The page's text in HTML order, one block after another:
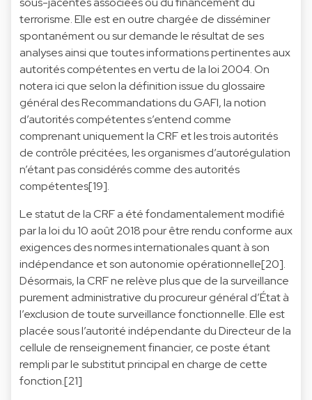
terrorisme. Elle est en outre chargée de disséminer
spontanément ou sur demande le résultat de ses
analyses ainsi que toutes informations pertinentes aux
autorités compétentes en vertu de la loi 2004. On
notera ici que selon la définition issue du glossaire
général des Recommandations du GAFI, la notion
d’autorités compétentes s’entend comme
comprenant uniquement la CRF et les trois autorités
de contrôle précitées, les organismes d’autorégulation
n’étant pas considérés comme des autorités
compétentes[19].
Le statut de la CRF a été fondamentalement modifié
par la loi du 10 août 2018 pour être rendu conforme aux
exigences des normes internationales quant à son
indépendance et son autonomie opérationnelle[20].
Désormais, la CRF ne relève plus que de la surveillance
purement administrative du procureur général d’État à
l’exclusion de toute surveillance fonctionnelle. Elle est
placée sous l’autorité indépendante du Directeur de la
cellule de renseignement financier, ce poste étant
rempli par le substitut principal en charge de cette
fonction.[21]